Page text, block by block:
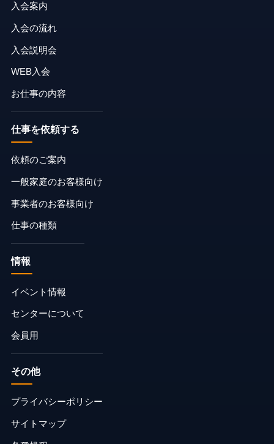
入会案内
入会の流れ
入会説明会
WEB入会
お仕事の内容
仕事を依頼する
依頼のご案内
一般家庭のお客様向け
事業者のお客様向け
仕事の種類
情報
イベント情報
センターについて
会員用
その他
プライバシーポリシー
サイトマップ